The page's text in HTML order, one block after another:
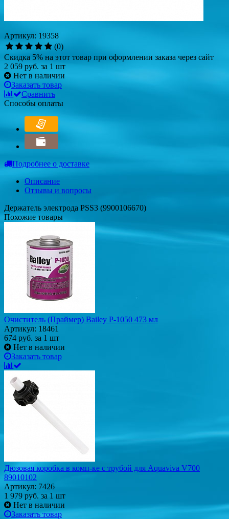
Артикул: 19358
(0)
Скидка 5% на этот товар при оформлении заказа через сайт
2 059 руб. за 1 шт
Нет в наличии
Заказать товар
Сравнить
Способы оплаты
Подробнее о доставке
Описание
Отзывы и вопросы
Держатель электрода PSS3 (9900106670)
Похожие товары
Очиститель (Праймер) Bailey P-1050 473 мл
Артикул: 18461
674 руб. за 1 шт
Нет в наличии
Заказать товар
Дюзовая коробка в комп-ке с трубой для Aquaviva V700
89010102
Артикул: 7426
1 979 руб. за 1 шт
Нет в наличии
Заказать товар